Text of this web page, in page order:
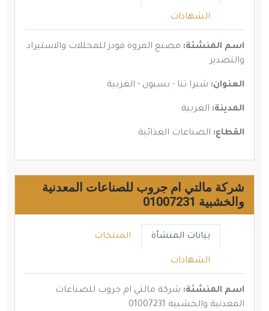
الشهادات
اسم المنشئة: مصنع المروة فودز للمخللات والاستيراد
والتصدير
العنوان: شبرا تنا - بسيون - الغربية
المدينة: الغربية
القطاع: الصناعات الغذائية
شركة مالتي ام جروب للصناعات المعدنية
والخشبية 01007231
بيانات المنشأة المنتجات
الشهادات
اسم المنشئة: شركة مالتي ام جروب للصناعات
المعدنية والخشبية 01007231